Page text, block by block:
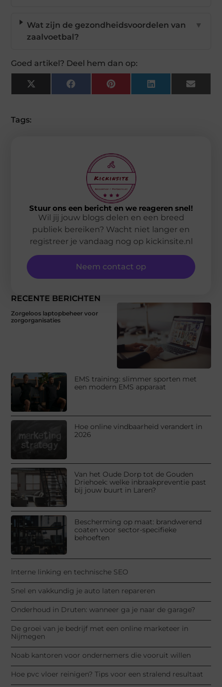
Wat zijn de gezondheidsvoordelen van
zaalvoetbal?
▼
Goed artikel? Deel hem dan op:
X
(Twitter)
FacebookPinterestLinkedIn Email
Tags:
RECENTE BERICHTEN
Zorgeloos laptopbeheer voor
zorgorganisaties
EMS training: slimmer sporten met
een modern EMS apparaat
Hoe online vindbaarheid verandert in
2026
Van het Oude Dorp tot de Gouden
Driehoek: welke inbraakpreventie past
bij jouw buurt in Laren?
Bescherming op maat: brandwerend
coaten voor sector-specifieke
behoeften
Interne linking en technische SEO
Snel en vakkundig je auto laten repareren
Onderhoud in Druten: wanneer ga je naar de garage?
De groei van je bedrijf met een online marketeer in
Nijmegen
Noab kantoren voor ondernemers die vooruit willen
Hoe pvc vloer reinigen? Tips voor een stralend resultaat
Stuur ons een bericht en we reageren snel!
Wil jij jouw blogs delen en een breed
publiek bereiken? Wacht niet langer en
registreer je vandaag nog op kickinsite.nl
Neem contact op